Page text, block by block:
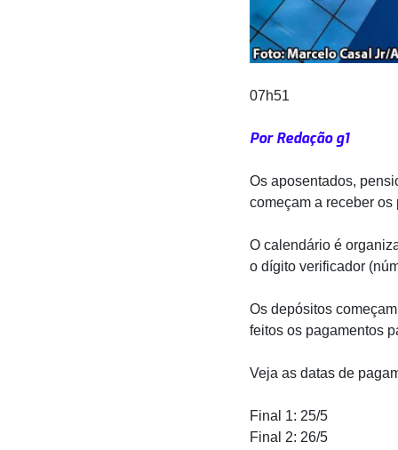
07h51
Por Redação g1
Os aposentados,
começam a receber
O calendário é
o dígito verificador
Os depósitos
feitos os pagamentos
Veja as datas de
Final 1: 25/5
Final 2: 26/5